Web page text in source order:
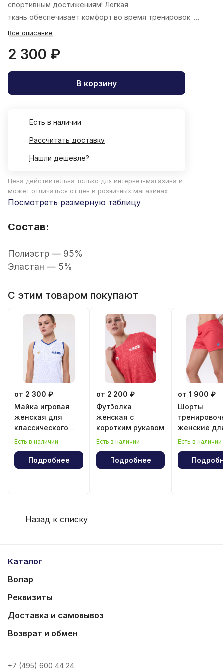
спортивным достижениям! Легкая
ткань обеспечивает комфорт во время тренировок.
Все описание
2 300 ₽
В корзину
Есть в наличии
Рассчитать доставку
Нашли дешевле?
Цена действительна только для интернет-магазина и
может отличаться от цен в розничных магазинах
Посмотреть размерную таблицу
Состав:
Полиэстр — 95%
Эластан — 5%
С этим товаром покупают
от 2 300 ₽
Майка игровая
женская для
классического
волейбола
Есть в наличии
Подробнее
от 2 200 ₽
Футболка
женская с
коротким рукавом
Есть в наличии
Подробнее
от 1 900 ₽
Шорты
женские
Есть в наличии
Назад к списку
Каталог
Волар
Реквизиты
Доставка и самовывоз
Возврат и обмен
+7 (495) 600 44 24